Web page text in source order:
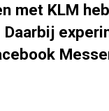
met KLM